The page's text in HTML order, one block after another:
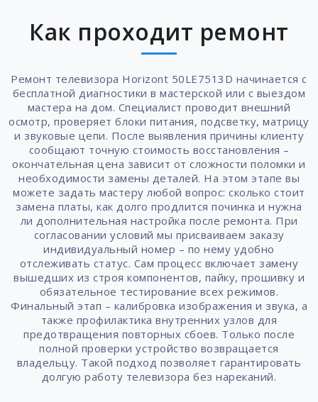
Как проходит ремонт
Ремонт телевизора Horizont 50LE7513D начинается с
бесплатной диагностики в мастерской или с выездом
мастера на дом. Специалист проводит внешний
осмотр, проверяет блоки питания, подсветку, матрицу
и звуковые цепи. После выявления причины клиенту
сообщают точную стоимость восстановления –
окончательная цена зависит от сложности поломки и
необходимости замены деталей. На этом этапе вы
можете задать мастеру любой вопрос: сколько стоит
замена платы, как долго продлится починка и нужна
ли дополнительная настройка после ремонта. При
согласовании условий мы присваиваем заказу
индивидуальный номер – по нему удобно
отслеживать статус. Сам процесс включает замену
вышедших из строя компонентов, пайку, прошивку и
обязательное тестирование всех режимов.
Финальный этап – калибровка изображения и звука, а
также профилактика внутренних узлов для
предотвращения повторных сбоев. Только после
полной проверки устройство возвращается
владельцу. Такой подход позволяет гарантировать
долгую работу телевизора без нареканий.